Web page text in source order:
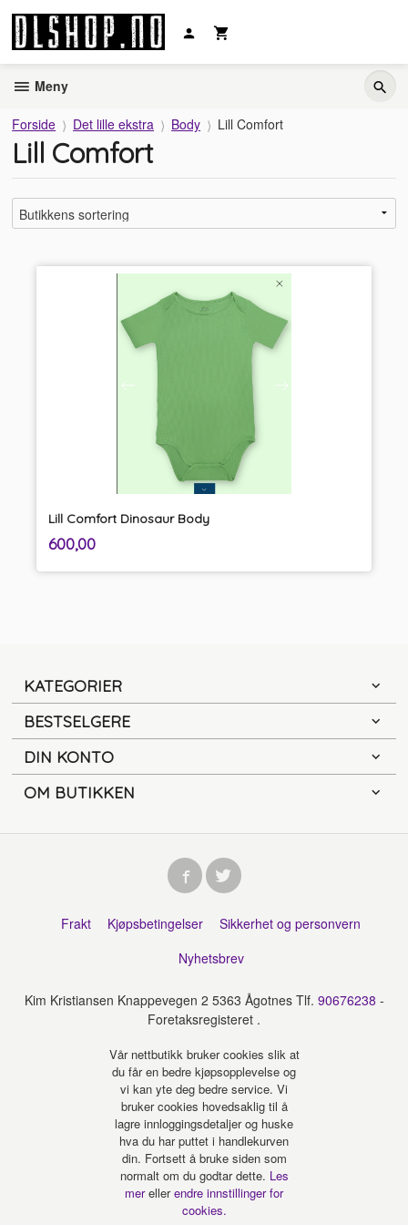
innholdet
Meny
Forside Det lille ekstra Body Lill Comfort
Lill Comfort
Lill Comfort Dinosaur Body
Pris
600,00mva.
KATEGORIER
BESTSELGERE
DIN KONTO
OM BUTIKKEN
Frakt Kjøpsbetingelser
Sikkerhet og personvern
Nyhetsbrev
Kim Kristiansen Knappevegen 2 5363 Ågotnes Tlf. 90676238 -
Foretaksregisteret .
Vår nettbutikk bruker cookies slik at
du får en bedre kjøpsopplevelse og
vi kan yte deg bedre service. Vi
bruker cookies hovedsaklig til å
lagre innloggingsdetaljer og huske
hva du har puttet i handlekurven
din. Fortsett å bruke siden som
normalt om du godtar dette. Les
merellerendre innstillinger for
cookies.